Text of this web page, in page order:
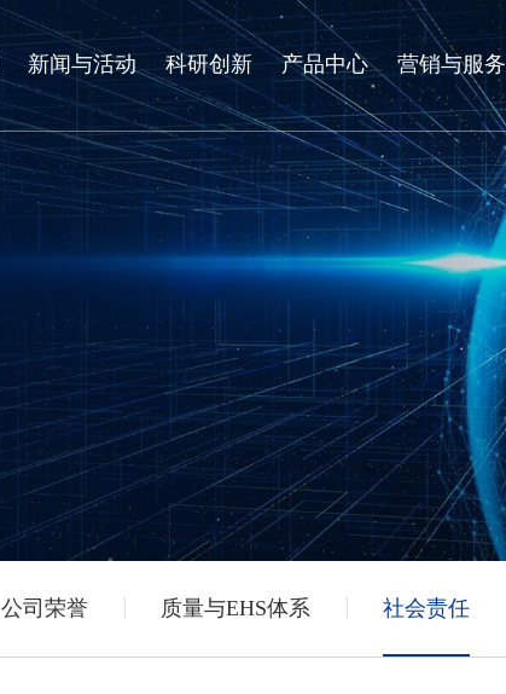
新闻与活动 科研创新 产品中心 营销与服务
公司荣誉 质量与EHS体系 社会责任